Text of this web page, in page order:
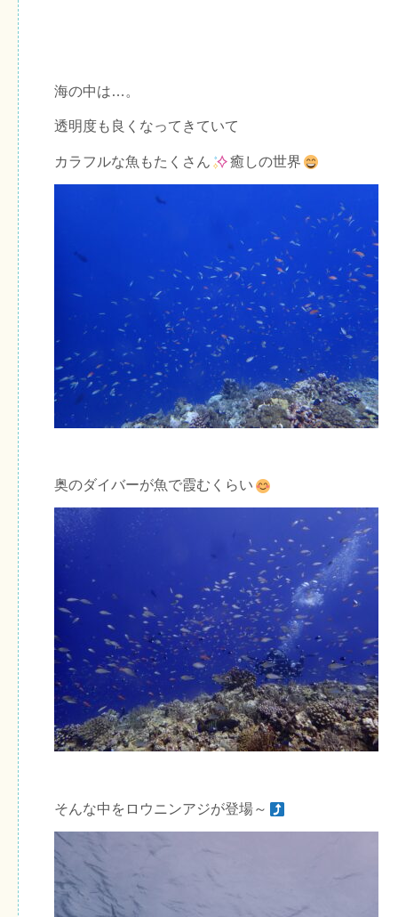
海の中は…。
透明度も良くなってきていて
カラフルな魚もたくさん 癒しの世界
奥のダイバーが魚で霞むくらい
そんな中をロウニンアジが登場～